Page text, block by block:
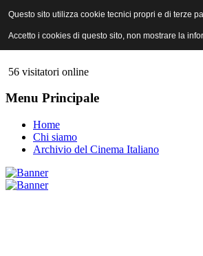
ANICA | Associazione Nazionale Industrie
56 visitatori online
Menu Principale
Home
Chi siamo
Archivio del Cinema Italiano
Questo sito utilizza cookie tecnici propri e di terze
Accetto i cookies di questo sito, non mostrare la
Questo sito utilizza cookie tecnici propri e di terze
Accetto i cookies di questo sito, non mostrare la